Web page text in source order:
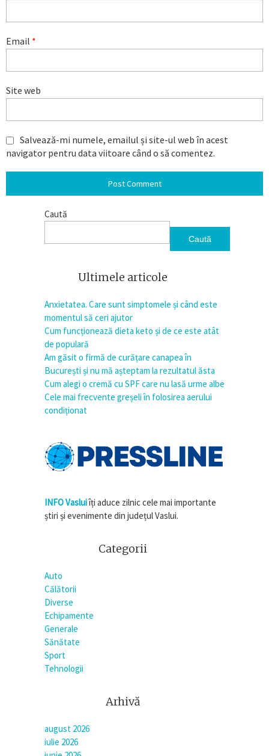
Email *
Site web
Salvează-mi numele, emailul și site-ul web în acest
navigator pentru data viitoare când o să comentez.
Caută
Caută
Ultimele articole
Anxietatea. Care sunt simptomele și când este
momentul să ceri ajutor
Cum funcționează dieta keto și de ce este atât
de populară
Am găsit o firmă de curățare canapea în
București și nu mă așteptam la rezultatul ăsta
Cum alegi o cremă cu SPF care nu lasă urme albe
Cele mai frecvente greșeli în folosirea aerului
condiționat
INFO Vasluiîți aduce zilnic cele mai importante
știri și evenimente din județul Vaslui.
Categorii
Auto
Călătorii
Diverse
Echipamente
Generale
Sănătate
Sport
Tehnologii
Arhivă
august 2026
iulie 2026